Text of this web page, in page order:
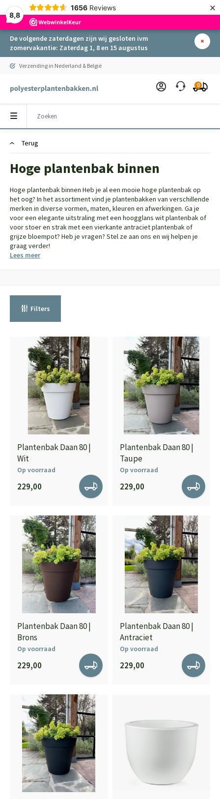
8,8
1656 Reviews ×
De volgende zaterdagen zijn wij gesloten ivm
zomervakantie: Zaterdag 1, 8 en 15 augustus
Verzending in Nederland & België
0
Terug
Hoge plantenbak binnen
Hoge plantenbak binnen Heb je al een mooie hoge plantenbak op
het oog? In het assortiment vind je plantenbakken van verschillende
merken in diverse vormen, maten, kleuren en afwerkingen. Ga je
voor een elegante uitstraling met een hoogglans wit plantenbak of
voor stoer en strak met een vierkante antraciet plantenbak of
grijze bloempot? Heb je vragen? Stel ze aan ons en wij helpen je
graag verder!
Lees meer
Filters
Plantenbak Daan 80 |
Wit
Op voorraad
229,00
Plantenbak Daan 80 |
Taupe
Op voorraad
229,00
Plantenbak Daan 80 |
Brons
Op voorraad
229,00
Plantenbak Daan 80 |
Antraciet
Op voorraad
229,00